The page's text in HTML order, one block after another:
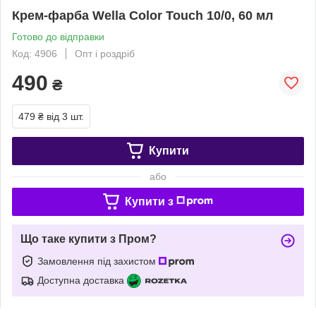
Крем-фарба Wella Color Touch 10/0, 60 мл
Готово до відправки
Код: 4906
Опт і роздріб
490 ₴
479 ₴ від 3 шт.
Купити
або
Купити з
Що таке купити з Пром?
Замовлення під захистом
Доступна доставка